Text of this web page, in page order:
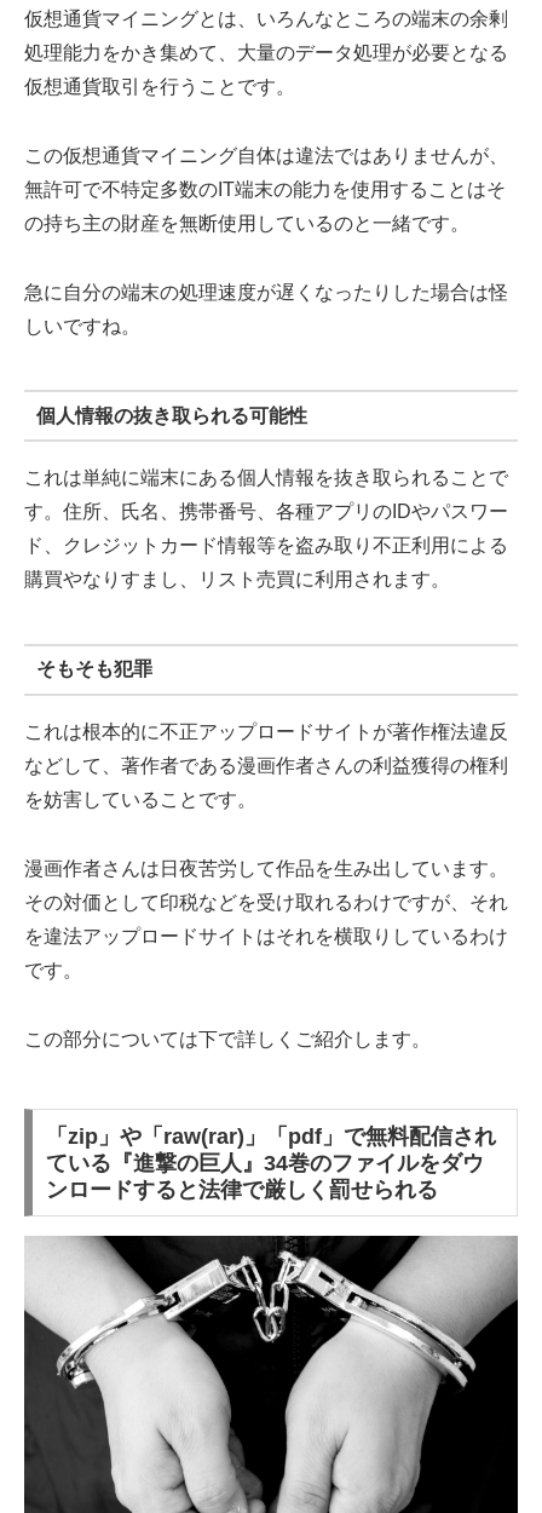
仮想通貨マイニングとは、いろんなところの端末の余剰
処理能力をかき集めて、大量のデータ処理が必要となる
仮想通貨取引を行うことです。
この仮想通貨マイニング自体は違法ではありませんが、
無許可で不特定多数のIT端末の能力を使用することはそ
の持ち主の財産を無断使用しているのと一緒です。
急に自分の端末の処理速度が遅くなったりした場合は怪
しいですね。
個人情報の抜き取られる可能性
これは単純に端末にある個人情報を抜き取られることで
す。住所、氏名、携帯番号、各種アプリのIDやパスワー
ド、クレジットカード情報等を盗み取り不正利用による
購買やなりすまし、リスト売買に利用されます。
そもそも犯罪
これは根本的に不正アップロードサイトが著作権法違反
などして、著作者である漫画作者さんの利益獲得の権利
を妨害していることです。
漫画作者さんは日夜苦労して作品を生み出しています。
その対価として印税などを受け取れるわけですが、それ
を違法アップロードサイトはそれを横取りしているわけ
です。
この部分については下で詳しくご紹介します。
「zip」や「raw(rar)」「pdf」で無料配信され
ている『進撃の巨人』34巻のファイルをダウ
ンロードすると法律で厳しく罰せられる